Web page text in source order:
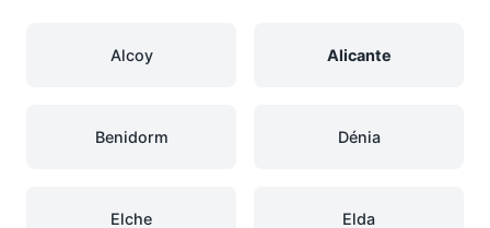
Alcoy Alicante
Benidorm Dénia
Elche Elda